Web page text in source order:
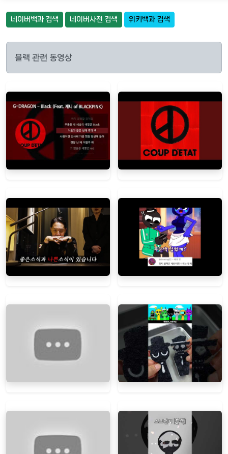
네이버백과 검색 네이버사전 검색 위키백과 검색
블랙 관련 동영상